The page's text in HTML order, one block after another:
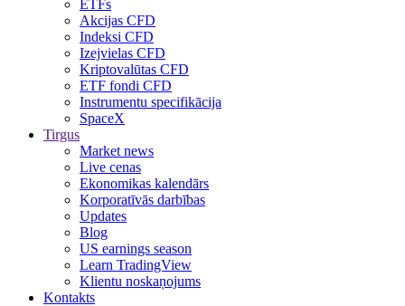
ETFs
Akcijas CFD
Indeksi CFD
Izejvielas CFD
Kriptovalūtas CFD
ETF fondi CFD
Instrumentu specifikācija
SpaceX
Tirgus
Market news
Live cenas
Ekonomikas kalendārs
Korporatīvās darbības
Updates
Blog
US earnings season
Learn TradingView
Klientu noskaņojums
Kontakts